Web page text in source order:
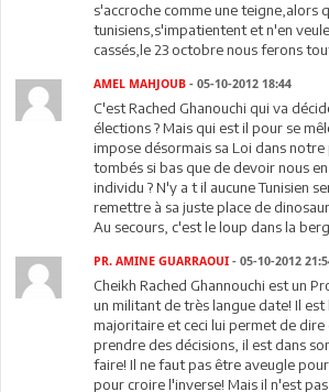
s'accroche comme une teigne,alors
tunisiens,s'impatientent et n'en
cassés,le 23 octobre nous ferons
AMEL MAHJOUB- 05-10-2012 18:44
C'est Rached Ghanouchi qui va
élections ? Mais qui est il pour se
impose désormais sa Loi dans notre
tombés si bas que de devoir nous
individu ? N'y a t il aucune Tunisien
remettre à sa juste place de
Au secours, c'est le loup dans la
PR. AMINE GUARRAOUI - 05-10-2012
Cheikh Rached Ghannouchi est un
un militant de très langue date! Il
majoritaire et ceci lui permet de
prendre des décisions, il est dans
faire! Il ne faut pas être aveugle
pour croire l'inverse! Mais il n'est